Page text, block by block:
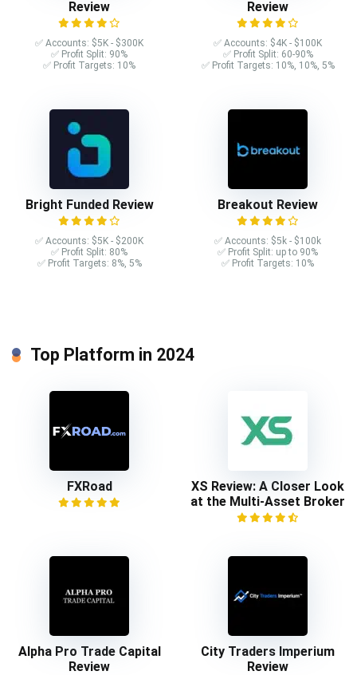
Review
✅ Accounts: $5K - $300K
✅ Profit Split: 90%
✅ Profit Targets: 10%
Review
✅ Accounts: $4K - $100K
✅ Profit Split: 60-90%
✅ Profit Targets: 10%, 10%, 5%
Bright Funded Review
✅ Accounts: $5K - $200K
✅ Profit Split: 80%
✅ Profit Targets: 8%, 5%
Breakout Review
✅ Accounts: $5k - $100k
✅ Profit Split: up to 90%
✅ Profit Targets: 10%
Top Platform in 2024
FXRoad
XS Review: A Closer Look
at the Multi-Asset Broker
Alpha Pro Trade Capital
Review
City Traders Imperium
Review